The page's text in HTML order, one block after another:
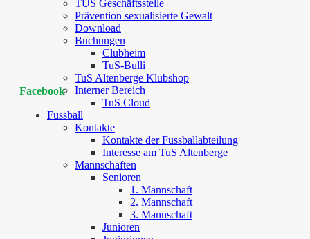
TUS Geschäftsstelle
Prävention sexualisierte Gewalt
Download
Buchungen
Clubheim
TuS-Bulli
TuS Altenberge Klubshop
Interner Bereich
TuS Cloud
Fussball
Kontakte
Kontakte der Fussballabteilung
Interesse am TuS Altenberge
Mannschaften
Senioren
1. Mannschaft
2. Mannschaft
3. Mannschaft
Junioren
Facebook